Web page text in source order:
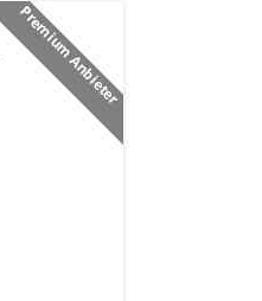
Premium Anbieter